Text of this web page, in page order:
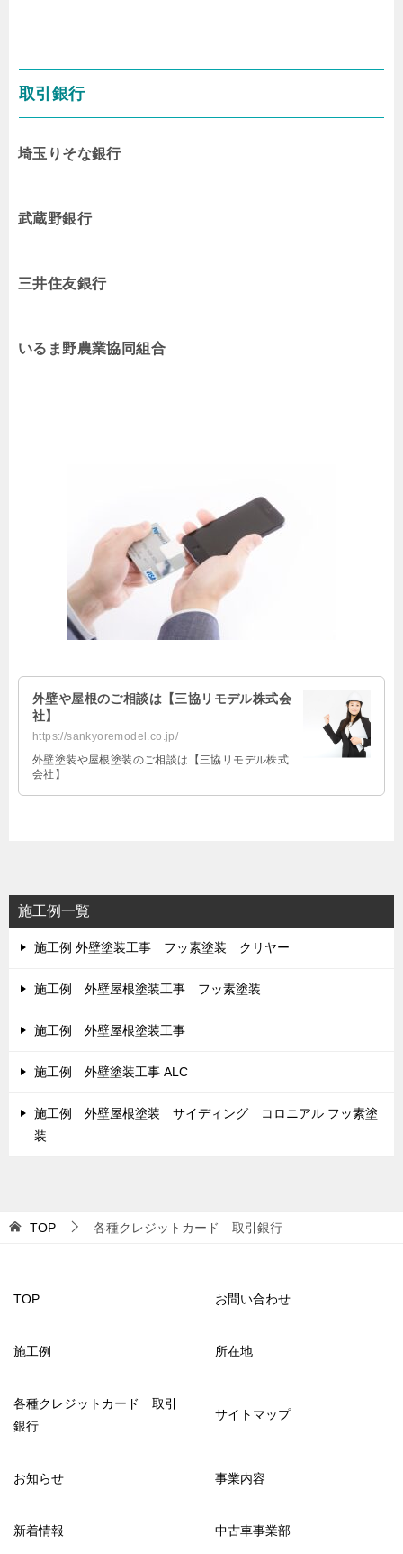
取引銀行
埼玉りそな銀行
武蔵野銀行
三井住友銀行
いるま野農業協同組合
外壁や屋根のご相談は【三協リモデル株式会
社】
https://sankyoremodel.co.jp/
外壁塗装や屋根塗装のご相談は【三協リモデル株式
会社】
施工例一覧
施工例 外壁塗装工事 フッ素塗装 クリヤー
施工例 外壁屋根塗装工事 フッ素塗装
施工例 外壁屋根塗装工事
施工例 外壁塗装工事 ALC
施工例 外壁屋根塗装 サイディング コロニアル フッ素塗
装
TOP 各種クレジットカード 取引銀行
TOP お問い合わせ
施工例 所在地
各種クレジットカード 取引
銀行
サイトマップ
お知らせ 事業内容
新着情報 中古車事業部